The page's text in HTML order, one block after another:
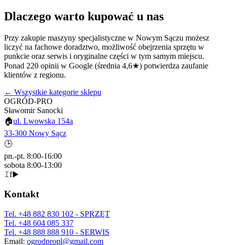
Dlaczego warto kupować u nas
Przy zakupie maszyny specjalistyczne w Nowym Sączu możesz
liczyć na fachowe doradztwo, możliwość obejrzenia sprzętu w
punkcie oraz serwis i oryginalne części w tym samym miejscu.
Ponad 220 opinii w Google (średnia 4,6★) potwierdza zaufanie
klientów z regionu.
← Wszystkie kategorie sklepu
OGRÓD-PRO
Sławomir Sanocki
🏠ul. Lwowska 154a
33-300 Nowy Sącz
🕒
pn.-pt. 8:00-16:00
sobota 8:00-13:00
𝙸f▶
Kontakt
Tel. +48 882 830 102 - SPRZĘT
Tel. +48 604 085 337
Tel. +48 888 888 910 - SERWIS
Email: ogrodpropl@gmail.com